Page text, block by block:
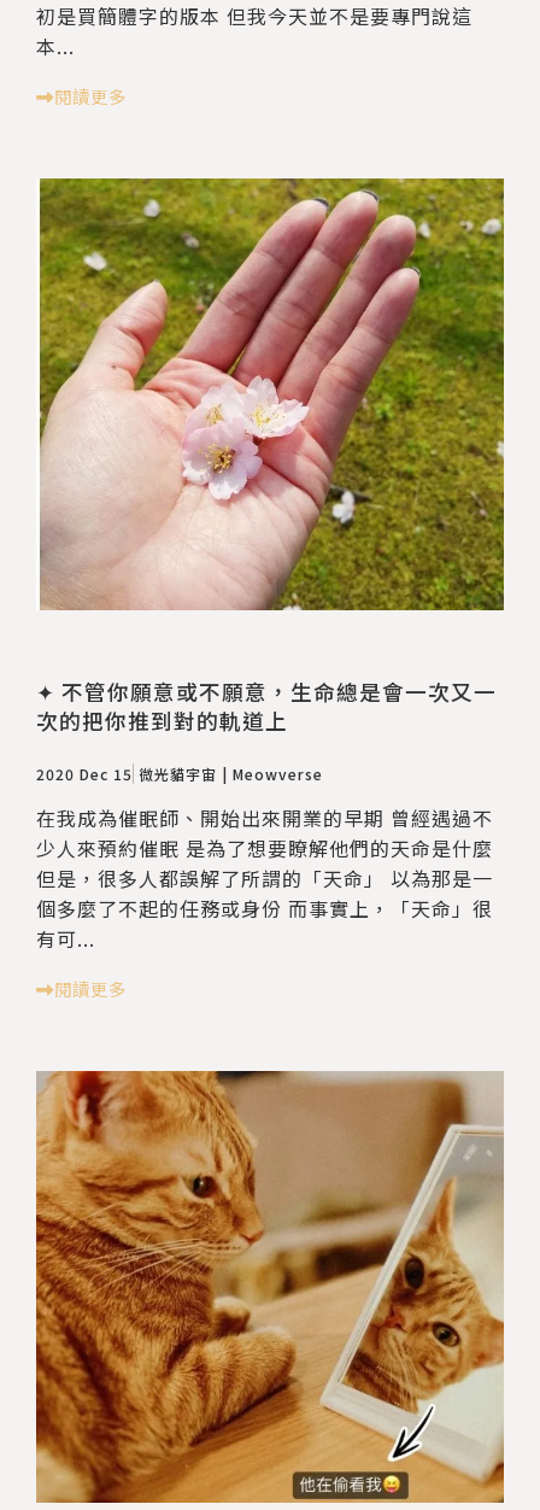
初是買簡體字的版本 但我今天並不是要專門說這
本...
閱讀更多
✦ 不管你願意或不願意，生命總是會一次又一
次的把你推到對的軌道上
2020 Dec 15 微光貓宇宙 | Meowverse
在我成為催眠師、開始出來開業的早期 曾經遇過不
少人來預約催眠 是為了想要瞭解他們的天命是什麼
但是，很多人都誤解了所謂的「天命」 以為那是一
個多麼了不起的任務或身份 而事實上，「天命」很
有可...
閱讀更多